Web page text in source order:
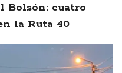
Bolsón: cuatro
la Ruta 40